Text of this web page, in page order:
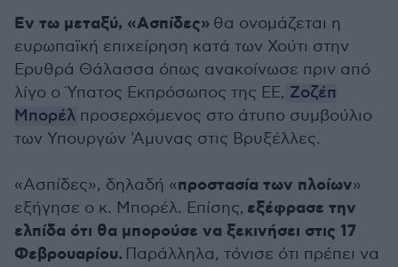
Εν τω μεταξύ, «Ασπίδες» θα ονομάζεται η
ευρωπαϊκή επιχείρηση κατά των Χούτι στην
Ερυθρά Θάλασσα όπως ανακοίνωσε πριν από
λίγο ο Ύπατος Εκπρόσωπος της ΕΕ, Ζοζέπ
Μπορέλ προσερχόμενος στο άτυπο συμβούλιο
των Υπουργών 'Αμυνας στις Βρυξέλλες.
«Ασπίδες», δηλαδή «προστασία των πλοίων»
εξήγησε ο κ. Μπορέλ. Επίσης, εξέφρασε την
ελπίδα ότι θα μπορούσε να ξεκινήσει στις 17
Φεβρουαρίου. Παράλληλα, τόνισε ότι πρέπει να